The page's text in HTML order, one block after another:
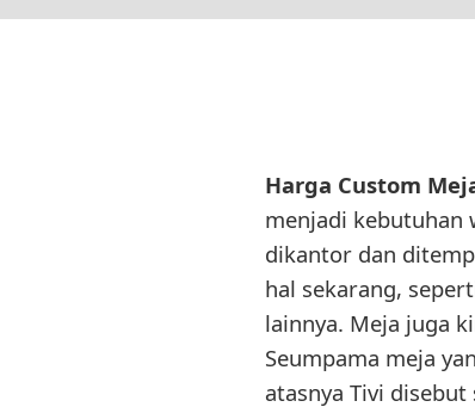
Harga Custom
menjadi kebutuhan
dikantor dan
hal sekarang,
lainnya. Meja juga
Seumpama meja
atasnya Tivi